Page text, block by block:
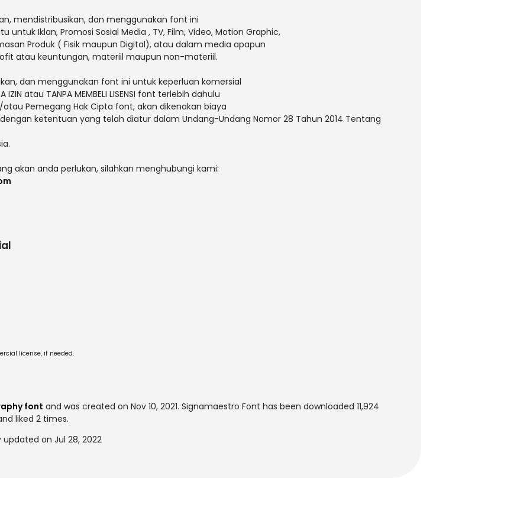
mendistribusikan, dan menggunakan font ini
untuk Iklan, Promosi Sosial Media , TV, Film, Video, Motion Graphic,
Produk ( Fisik maupun Digital), atau dalam media apapun
atau keuntungan, materiil maupun non-materiil.
dan menggunakan font ini untuk keperluan komersial
atau TANPA MEMBELI LISENSI font terlebih dahulu
Pemegang Hak Cipta font, akan dikenakan biaya
ketentuan yang telah diatur dalam Undang-Undang Nomor 28 Tahun 2014 Tentang
akan anda perlukan, silahkan menghubungi kami:
license, if needed.
font and was created on Nov 10, 2021. Signamaestro Font has been downloaded 11,924
liked 2 times.
on Jul 28, 2022